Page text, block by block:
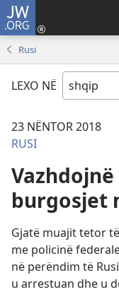
JW.ORG
Rusi
LEXO NË
23 NËNTOR 2018
RUSI
burgosjet
Gjatë muajit tetor
me policinë
në perëndim të
u arrestuan dhe u